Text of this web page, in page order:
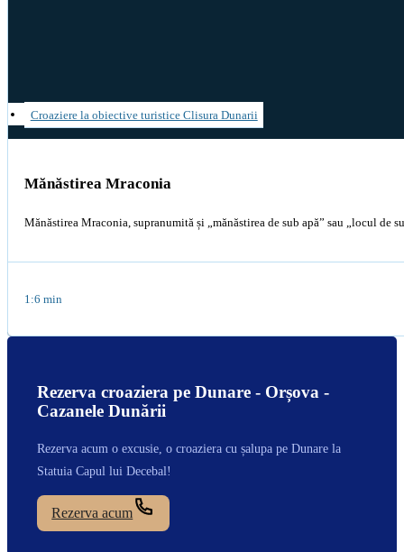
Mănăstirea Mraconia
Croaziere la obiective turistice Clisura Dunarii
Mănăstirea Mraconia, supranumită și „mănăstirea de sub apă” sau „locul
1:6 min
Rezerva croaziera pe Dunare - Orșova -
Cazanele Dunării
Rezerva acum o excusie, o croaziera cu șalupa pe Dunare la
Statuia Capul lui Decebal!
Rezerva acum